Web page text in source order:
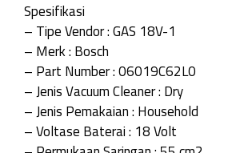
Spesifikasi
– Tipe Vendor : GAS 18V-1
– Merk : Bosch
– Part Number : 06019C62L0
– Jenis Vacuum Cleaner : Dry
– Jenis Pemakaian : Household
– Voltase Baterai : 18 Volt